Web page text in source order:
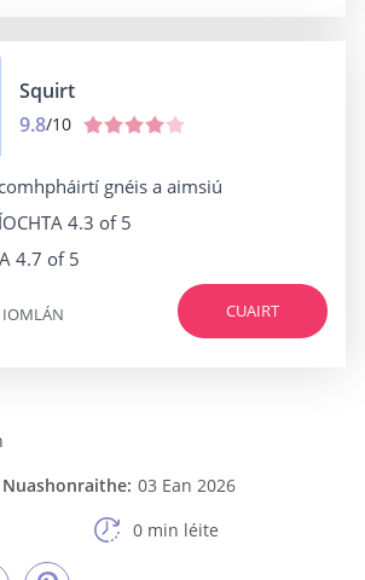
Squirt
9.8/10
comhpháirtí gnéis a aimsiú
4.3 of 5
4.7 of 5
CUAIRT
IOMLÁN
Nuashonraithe: 03 Ean 2026
0 min léite